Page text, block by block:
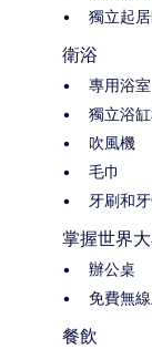
獨立起
衛浴
專用浴室
獨立浴
吹風機
毛巾
牙刷和
掌握世界
辦公桌
免費無
餐飲